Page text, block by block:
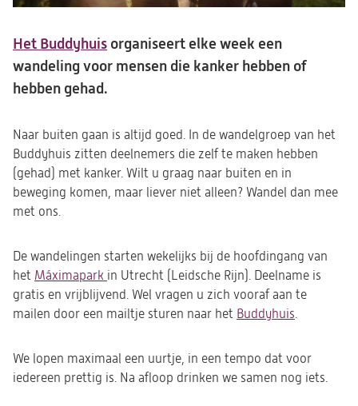
Het Buddyhuis organiseert elke week een
wandeling voor mensen die kanker hebben of
hebben gehad.
Naar buiten gaan is altijd goed. In de wandelgroep van het
Buddyhuis zitten deelnemers die zelf te maken hebben
(gehad) met kanker. Wilt u graag naar buiten en in
beweging komen, maar liever niet alleen? Wandel dan mee
met ons.
De wandelingen starten wekelijks bij de hoofdingang van
het Máximapark (opent
in
een
tab)
in Utrecht (Leidsche Rijn). Deelname is
gratis en vrijblijvend. Wel vragen u zich vooraf aan te
mailen door een mailtje sturen naar het Buddyhuis(opent
een
nieuwe
.
We lopen maximaal een uurtje, in een tempo dat voor
iedereen prettig is. Na afloop drinken we samen nog iets.